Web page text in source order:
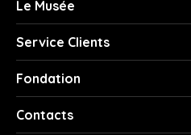
Le Musée
Service Clients
Fondation
Contacts